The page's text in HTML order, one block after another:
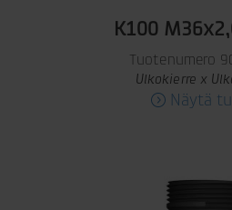
K100
Tuotenumero
Ulkokierre x
Näytä